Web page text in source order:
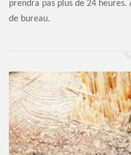
prendra pas plus de 24
de bureau.